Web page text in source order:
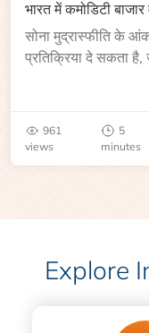
भारत में कमोडिटी
सोना मुद्रास्फीति के
प्रतिक्रिया दे सकता
961
views
5
minutes
Explore